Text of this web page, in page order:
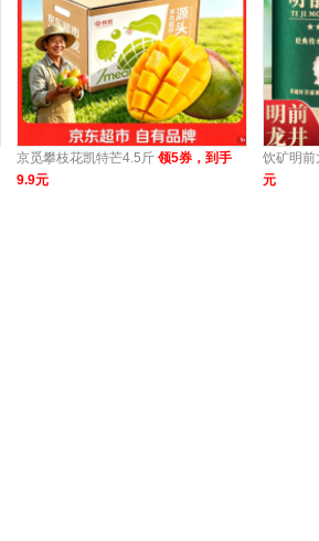
京觅攀枝花凯特芒4.5斤 领5券，到手
9.9元
饮矿明
元